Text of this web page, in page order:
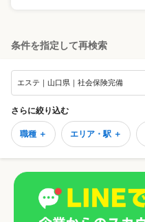
条件を指定して再検索
エステ｜山口県｜社会保険完備
さらに絞り込む
職種 ＋ エリア・駅 ＋